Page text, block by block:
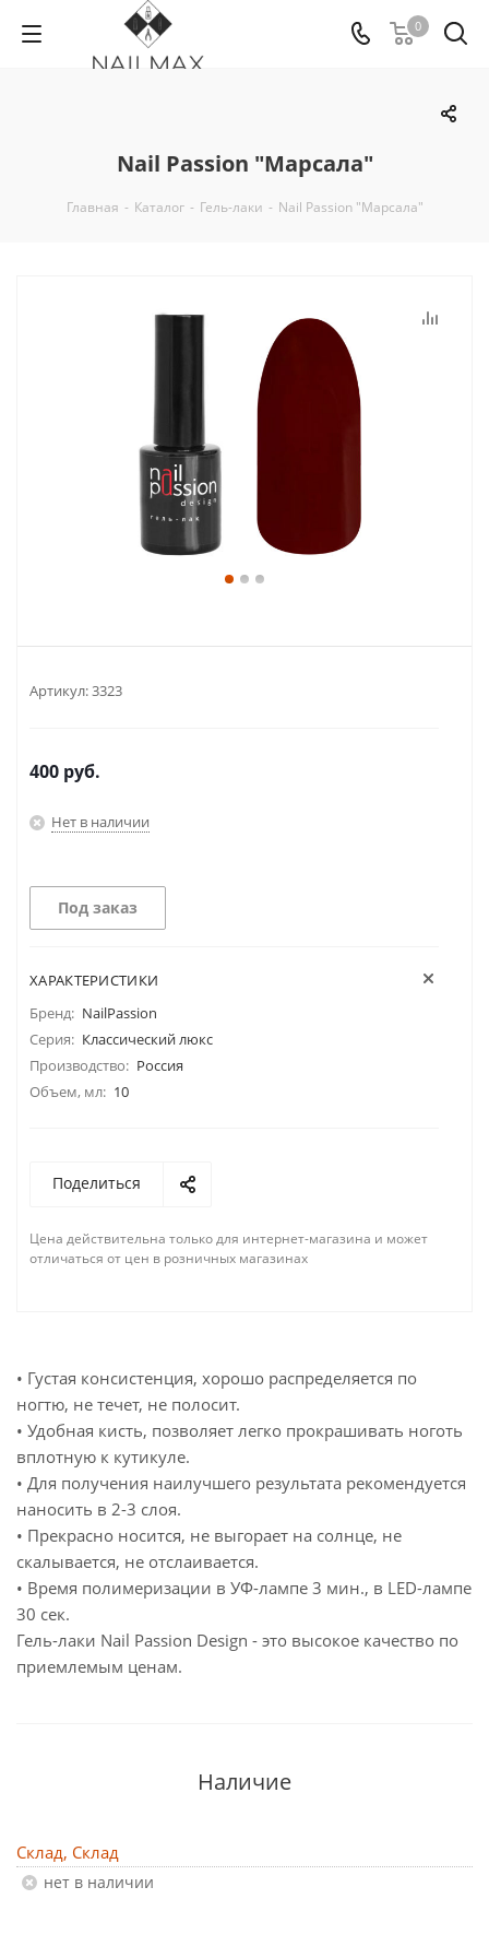
0
Nail Passion "Марсала"
Главная - Каталог - Гель-лаки - Nail Passion "Марсала"
Артикул:3323
400 руб.
Нет в наличии
Под заказ
ХАРАКТЕРИСТИКИ
Бренд: NailPassion
Серия: Классический люкс
Производство: Россия
Объем, мл: 10
Поделиться
Цена действительна только для интернет-магазина и может
отличаться от цен в розничных магазинах
• Густая консистенция, хорошо распределяется по
ногтю, не течет, не полосит.
• Удобная кисть, позволяет легко прокрашивать ноготь
вплотную к кутикуле.
• Для получения наилучшего результата рекомендуется
наносить в 2-3 слоя.
• Прекрасно носится, не выгорает на солнце, не
скалывается, не отслаивается.
• Время полимеризации в УФ-лампе 3 мин., в LED-лампе
30 сек.
Гель-лаки Nail Passion Design - это высокое качество по
приемлемым ценам.
Наличие
Склад, Склад
Нет в наличии